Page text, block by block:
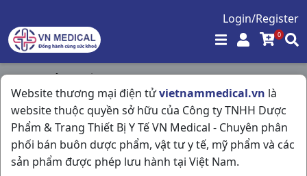
Login/Register
0
Website thương mại điện tửvietnammedical.vn là
website thuộc quyền sở hữu của Công ty TNHH Dược
Phẩm & Trang Thiết Bị Y Tế VN Medical - Chuyên phân
phối bán buôn dược phẩm, vật tư y tế, mỹ phẩm và các
sản phẩm được phép lưu hành tại Việt Nam.
Trang chủ / Thần Kinh - Mạch Máu Não /
Fluotin 20mg H20vna Stellapharm